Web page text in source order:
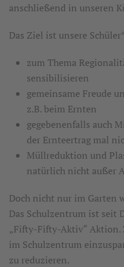
anschließend in unseren
Das Ziel ist unsere
zum Thema
sensibilisieren
gemeinsame Freude
z.B. beim Ernten
gegebenenfalls auch
der Ernteertrag mal
Müllreduktion und
natürlich nicht außer
Doch nicht nur im Garten
Das Schulzentrum ist seit
„Fifty-Fifty-Aktiv“ Aktion.
im Schulzentrum
zu reduzieren.